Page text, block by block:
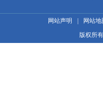
网站声明 网站地
版权所